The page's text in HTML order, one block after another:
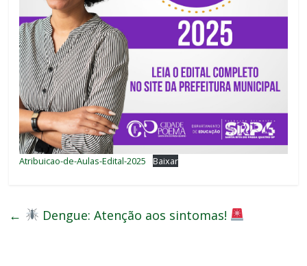
Atribuicao-de-Aulas-Edital-2025 Baixar
← Dengue: Atenção aos sintomas!